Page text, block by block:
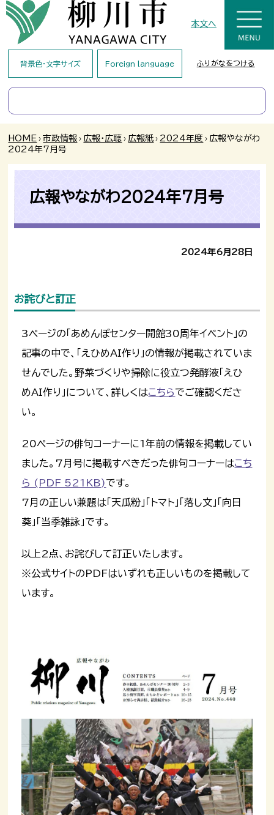
本文へ
背景色・文字サイズ Foreign language ふりがなをつける
HOME › 市政情報 › 広報・広聴 › 広報紙 › 2024年度 › 広報やながわ
2024年7月号
広報やながわ2024年7月号
2024年6月28日
お詫びと訂正
3ページの「あめんぼセンター開館30周年イベント」の
記事の中で、「えひめAI作り」の情報が掲載されていま
せんでした。野菜づくりや掃除に役立つ発酵液「えひ
めAI作り」について、詳しくはこちらでご確認くださ
い。
20ページの俳句コーナーに1年前の情報を掲載してい
ました。7月号に掲載すべきだった俳句コーナーはこち
ら (PDF 521KB)です。
7月の正しい兼題は「天瓜粉」「トマト」「落し文」「向日
葵」「当季雑詠」です。
以上2点、お詫びして訂正いたします。
※公式サイトのPDFはいずれも正しいものを掲載して
います。